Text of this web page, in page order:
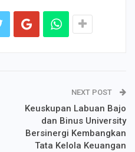
NEXT POST
Keuskupan Labuan Bajo
dan Binus University
Bersinergi Kembangkan
Tata Kelola Keuangan